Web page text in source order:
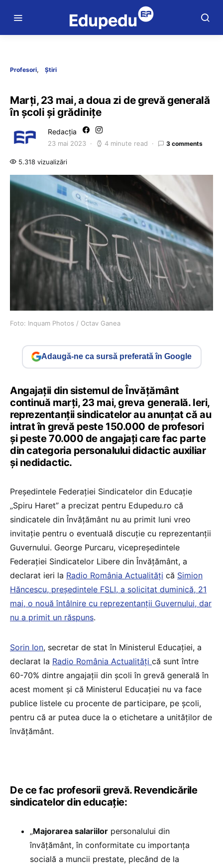
Profesori Știri
Marți, 23 mai, a doua zi de grevă generală
în școli și grădinițe
Redacția
23 mai 2023 4 minute read 3 comments
5.318 vizualizări
Foto: Inquam Photos / Octav Ganea
Adaugă-ne ca sursă preferată în Google
Angajații din sistemul de Învățământ
continuă marți, 23 mai, greva generală. Ieri,
reprezentanții sindicatelor au anunțat că au
intrat în grevă peste 150.000 de profesori
și peste 70.000 de angajați care fac parte
din categoria personalului didactic auxiliar
și nedidactic.
Președintele Federației Sindicatelor din Educație
„Spiru Haret” a precizat pentru Edupedu.ro că
sindicatele din Învățământ nu au primit luni vreo
invitație pentru o eventuală discuție cu reprezentanții
Guvernului. George Purcaru, vicepreședintele
Federației Sindicatelor Libere din Învățământ, a
declarat ieri la Radio România Actualități că Simion
Hăncescu, președintele FSLI, a solicitat duminică, 21
mai, o nouă întâlnire cu reprezentanții Guvernului, dar
nu a primit un răspuns.
Sorin Ion, secretar de stat în Ministerul Educației, a
declarat la Radio România Actualități că sunt între
60-70% dintre angajații din școli în grevă generală în
acest moment și că Ministerul Educației nu va face
publice listele cu procente de participare, pe școli,
pentru că ar putea duce la o etichetare a unităților de
învățământ.
De ce fac profesorii grevă. Revendicările
sindicatelor din educație:
„Majorarea salariilor personalului din
învățământ, în conformitate cu importanța
socială a muncii prestate, plecând de la